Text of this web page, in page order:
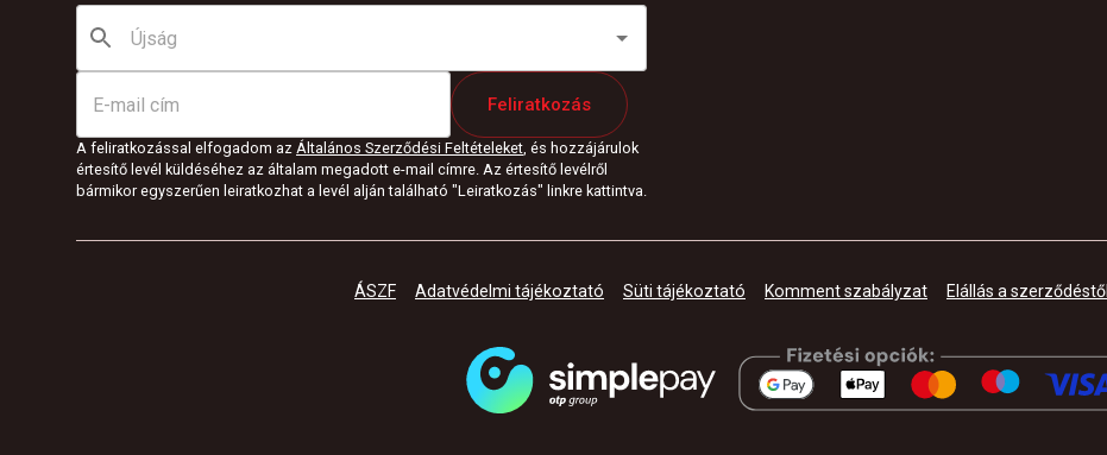
Feliratkozás
A feliratkozással elfogadom az Általános Szerződési Feltételeket, és hozzájárulok
értesítő levél küldéséhez az általam megadott e-mail címre. Az értesítő levélről
bármikor egyszerűen leiratkozhat a levél alján található "Leiratkozás" linkre kattintva.
ÁSZF Adatvédelmi tájékoztató Süti tájékoztató Komment szabályzat Elállás a szerződéstől